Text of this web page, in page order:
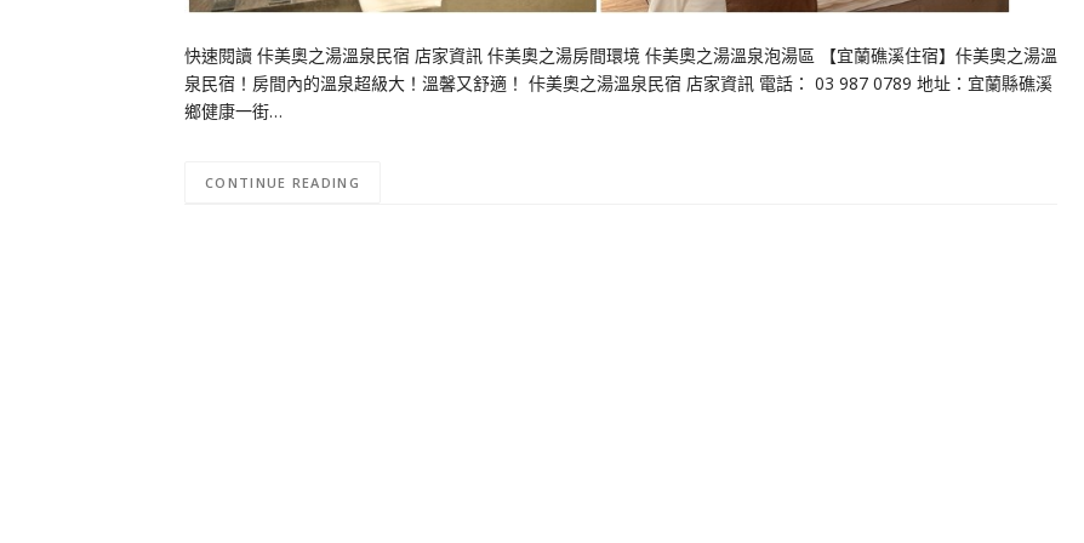
快速閱讀 佧美奧之湯溫泉民宿 店家資訊 佧美奧之湯房間環境 佧美奧之湯溫泉泡湯區 【宜蘭礁溪住宿】佧美奧之湯溫
泉民宿！房間內的溫泉超級大！溫馨又舒適！ 佧美奧之湯溫泉民宿 店家資訊 電話： 03 987 0789 地址：宜蘭縣礁溪
鄉健康一街…
CONTINUE READING